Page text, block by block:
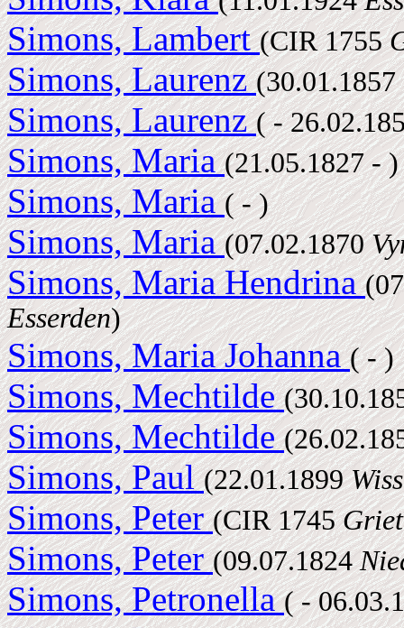
Simons, Lambert(CIR 1755
Simons, Laurenz(30.01.1857
Simons, Laurenz( -
Simons, Maria(21.05.1827 - )
Simons, Maria( - )
Simons, Maria(07.02.1870
Simons, Maria Hendrina
Esserden)
Simons, Maria Johanna( - )
Simons, Mechtilde
Simons, Mechtilde
Simons, Paul(22.01.1899
Simons, Peter(CIR 1745
Simons, Peter(09.07.1824
Simons, Petronella( -